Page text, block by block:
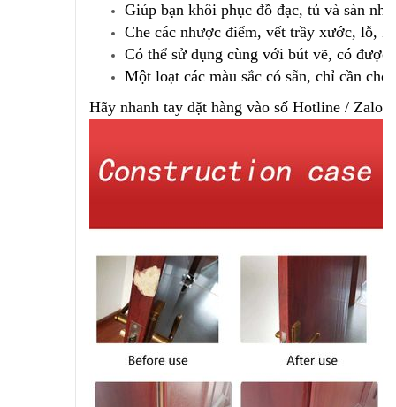
Giúp bạn khôi phục đồ đạc, tủ và sàn
Che các nhược điểm, vết trầy xước, lỗ,
Có thể sử dụng cùng với bút vẽ, có được
Một loạt các màu sắc có sẵn, chỉ cần
Hãy nhanh tay đặt hàng vào số Hotline / Zalo